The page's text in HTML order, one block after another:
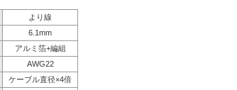
より線
6.1mm
アルミ箔+編組
AWG22
ケーブル直径×4倍